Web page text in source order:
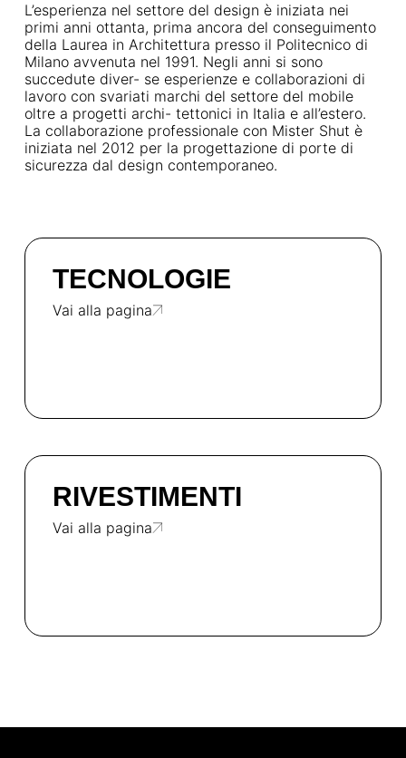
L’esperienza nel settore del design è iniziata nei
primi anni ottanta, prima ancora del conseguimento
della Laurea in Architettura presso il Politecnico di
Milano avvenuta nel 1991. Negli anni si sono
succedute diver- se esperienze e collaborazioni di
lavoro con svariati marchi del settore del mobile
oltre a progetti archi- tettonici in Italia e all’estero.
La collaborazione professionale con Mister Shut è
iniziata nel 2012 per la progettazione di porte di
sicurezza dal design contemporaneo.
TECNOLOGIE
Vai alla pagina
RIVESTIMENTI
Vai alla pagina